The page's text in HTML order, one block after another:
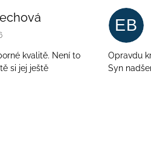
obchodu je 5 z 5 hvězdiček.
kvalitě. Není to
si jej ještě
EB
Opravdu
Syn